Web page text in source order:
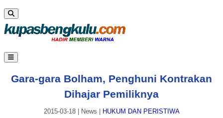
Gara-gara Bolham, Penghuni Kontrakan
Dihajar Pemiliknya
2015-03-18| News HUKUM DAN PERISTIWA